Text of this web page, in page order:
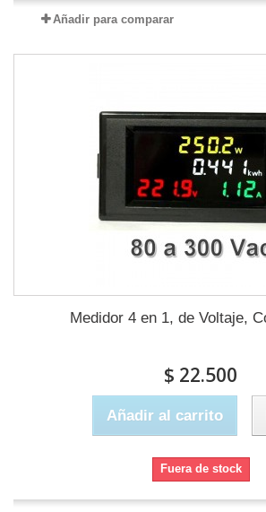
Añadir para comparar
Medidor 4 en 1, de Voltaje,
$ 22.500
Añadir al carrito
Fuera de stock